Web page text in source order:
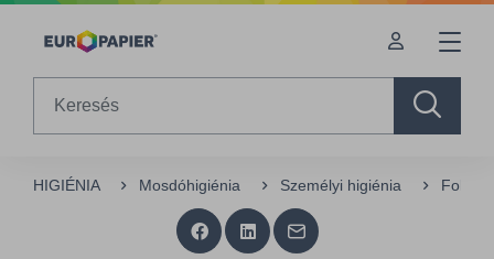
Table Of Content
HIGIÉNIA Mosdóhigiénia Személyi higiénia